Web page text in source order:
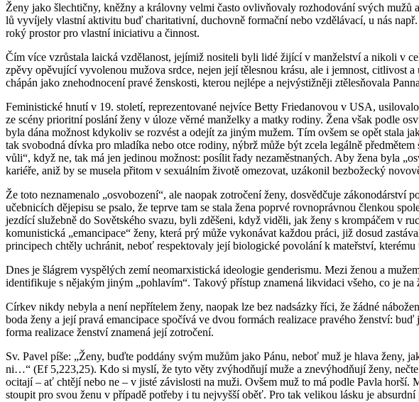
Ženy jako šlech­tič­ny, kněž­ny a krá­lov­ny velmi často ovlivňovaly roz­ho­do­vá­ní svých
lů vy­ví­je­ly vlast­ní ak­ti­vi­tu buď cha­ri­ta­tiv­ní, du­chov­ně for­mač­ní nebo vzdě­lá­va­cí, u nás
ro­ký pro­stor pro vlast­ní ini­ci­a­ti­vu a čin­nost.
Čím více vzrůs­ta­la laic­ká vzdě­la­nost, je­jí­miž no­si­te­li byli lidé ži­jí­cí v man­žel­ství a ni­ko­li v
zpěvy opě­vu­jí­cí vy­vo­le­nou mu­žo­va srdce, nejen její tě­les­nou krásu, ale i jem­nost, cit­li­vost
chá­pán jako zne­hod­no­ce­ní pravé žen­skosti, kte­rou nej­lé­pe a nej­vý­stiž­ně­ji ztě­lesňovala
Fe­mi­nis­tic­ké hnutí v 19. sto­le­tí, re­pre­zen­to­va­né nej­ví­ce Betty Frie­da­no­vou v USA,
ze scény pri­o­rit­ní po­slá­ní ženy v úloze věrné man­žel­ky a matky ro­di­ny. Žena však podle
byla dána mož­nost kdy­ko­liv se roz­vést a ode­jít za jiným mužem. Tím ovšem se opět stala
tak svo­bod­ná dívka pro mla­dí­ka nebo otce ro­di­ny, nýbrž může být zcela le­gál­ně
vůli“, když ne, tak má jen je­di­nou mož­nost: po­sí­lit řady ne­za­měst­na­ných. Aby žena byla
ka­ri­é­ře, aniž by se mu­se­la při­tom v se­xu­ál­ním ži­vo­tě ome­zo­vat, uzá­ko­nil bezbo­žec­ký
Že toto ne­zna­me­na­lo „osvo­bo­ze­ní“, ale na­o­pak zot­ro­če­ní ženy, do­svěd­ču­je
učeb­ni­cích dě­je­pi­su se psalo, že te­pr­ve tam se stala žena po­pr­vé rov­no­práv­nou člen­kou
jez­dí­cí slu­žeb­ně do So­vět­ské­ho svazu, byli zdě­še­ni, když vi­dě­li, jak ženy s krom­pá­čem v
ko­mu­nis­tic­ká „eman­ci­pa­ce“ ženy, která prý může vy­ko­ná­vat kaž­dou práci, již dosud
prin­ci­pech chtě­ly uchrá­nit, neboť re­spek­to­va­ly její bi­o­lo­gic­ké po­vo­lá­ní k ma­teř­ství, kte­ré­mu
Dnes je šlágrem vy­spě­lých zemí ne­o­mar­xis­tic­ká ide­o­lo­gie gen­de­ris­mu. Mezi ženou a
iden­ti­fi­ku­je s ně­ja­kým jiným „po­hla­vím“. Ta­ko­vý pří­stup zna­me­ná li­kvi­da­ci všeho, co je na
Cír­kev nikdy ne­by­la a není ne­pří­te­lem ženy, na­o­pak lze bez nad­sáz­ky říci, že žádné
bo­da ženy a její pravá eman­ci­pa­ce spo­čí­vá ve dvou for­mách re­a­li­za­ce pra­vé­ho žen­ství:
forma re­a­li­za­ce žen­ství zna­me­ná její zot­ro­če­ní.
Sv. Pavel píše: „Ženy, buďte pod­dá­ny svým mužům jako Pánu, neboť muž je hlava
ni…“ (Ef 5,223,25). Kdo si myslí, že tyto věty zvý­hodňují muže a zne­vý­hodňují ženy,
oci­ta­jí – ať chtě­jí nebo ne – v jisté zá­vis­los­ti na muži. Ovšem muž to má podle Pavla
stou­pit pro svou ženu v pří­pa­dě po­tře­by i tu nej­vyš­ší oběť. Pro tak ve­li­kou lásku je